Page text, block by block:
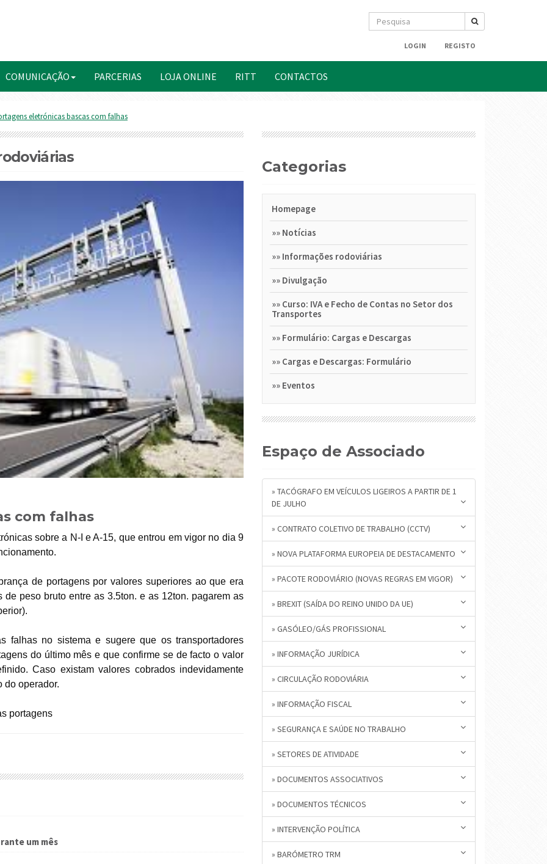
LOGIN REGISTO
COMUNICAÇÃO PARCERIAS LOJA ONLINE RITT CONTACTOS
eletrónicas bascas com falhas
com falhas
sobre a N-I e A-15, que entrou em vigor no dia 9
de portagens por valores superiores ao que era
peso bruto entre as 3.5ton. e as 12ton. pagarem as
falhas no sistema e sugere que os transportadores
do último mês e que confirme se de facto o valor
Caso existam valores cobrados indevidamente
do operador.
portagens
um mês
Categorias
Homepage
»» Notícias
»» Informações rodoviárias
»» Divulgação
»» Curso: IVA e Fecho de Contas no Setor dos
Transportes
»» Formulário: Cargas e Descargas
»» Cargas e Descargas: Formulário
»» Eventos
Espaço de Associado
» TACÓGRAFO EM VEÍCULOS LIGEIROS A PARTIR DE 1
DE JULHO
» CONTRATO COLETIVO DE TRABALHO (CCTV)
» NOVA PLATAFORMA EUROPEIA DE DESTACAMENTO
» PACOTE RODOVIÁRIO (NOVAS REGRAS EM VIGOR)
» BREXIT (SAÍDA DO REINO UNIDO DA UE)
» GASÓLEO/GÁS PROFISSIONAL
» INFORMAÇÃO JURÍDICA
» CIRCULAÇÃO RODOVIÁRIA
» INFORMAÇÃO FISCAL
» SEGURANÇA E SAÚDE NO TRABALHO
» SETORES DE ATIVIDADE
» DOCUMENTOS ASSOCIATIVOS
» DOCUMENTOS TÉCNICOS
» INTERVENÇÃO POLÍTICA
» BARÓMETRO TRM